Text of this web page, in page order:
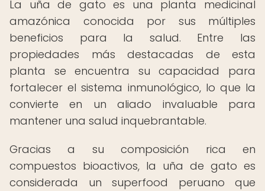
La uña de gato es una planta medicinal
amazónica conocida por sus múltiples
beneficios para la salud. Entre las
propiedades más destacadas de esta
planta se encuentra su capacidad para
fortalecer el sistema inmunológico, lo que la
convierte en un aliado invaluable para
mantener una salud inquebrantable.
Gracias a su composición rica en
compuestos bioactivos, la uña de gato es
considerada un superfood peruano que